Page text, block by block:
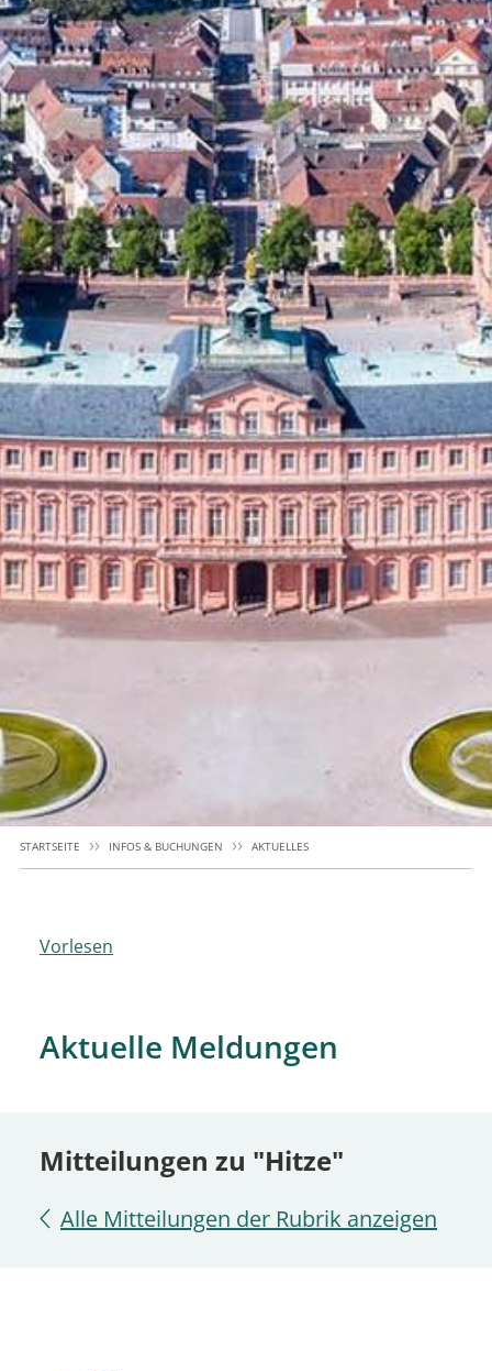
STARTSEITE INFOS & BUCHUNGEN AKTUELLES
Vorlesen
Aktuelle Meldungen
Mitteilungen zu "Hitze"
Alle Mitteilungen der Rubrik anzeigen